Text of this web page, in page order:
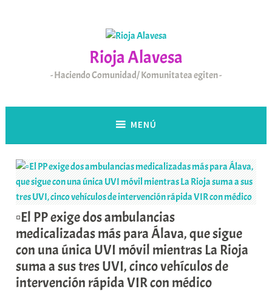
Rioja Alavesa
Haciendo Comunidad/ Komunitatea egiten
MENÚ
▫️El PP exige dos ambulancias
medicalizadas más para Álava, que sigue
con una única UVI móvil mientras La Rioja
suma a sus tres UVI, cinco vehículos de
intervención rápida VIR con médico